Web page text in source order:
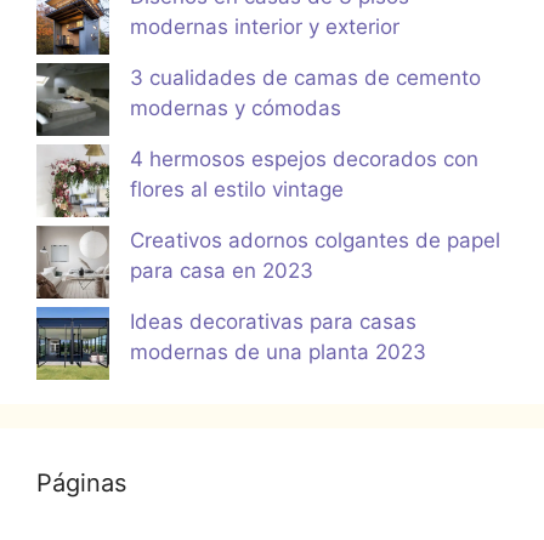
modernas interior y exterior
3 cualidades de camas de cemento
modernas y cómodas
4 hermosos espejos decorados con
flores al estilo vintage
Creativos adornos colgantes de papel
para casa en 2023
Ideas decorativas para casas
modernas de una planta 2023
Páginas